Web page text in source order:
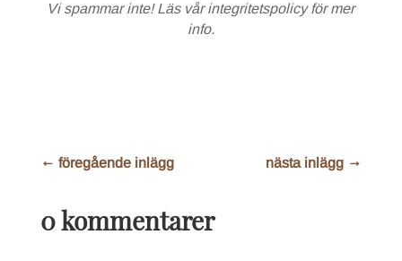
Vi spammar inte! Läs vårintegritetspolicyför mer
info.
← föregående inlägg nästa inlägg →
0 kommentarer